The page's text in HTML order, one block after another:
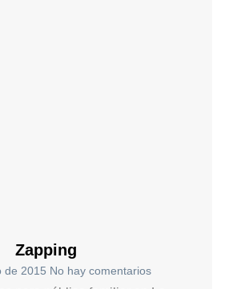
Zapping
de 2015 No hay comentarios